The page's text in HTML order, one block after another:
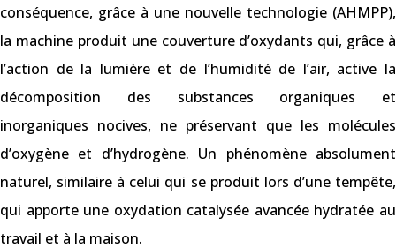
conséquence, grâce à une nouvelle technologie (AHMPP),
la machine produit une couverture d’oxydants qui, grâce à
l’action de la lumière et de l’humidité de l’air, active la
décomposition des substances organiques et
inorganiques nocives, ne préservant que les molécules
d’oxygène et d’hydrogène. Un phénomène absolument
naturel, similaire à celui qui se produit lors d’une tempête,
qui apporte une oxydation catalysée avancée hydratée au
travail et à la maison.